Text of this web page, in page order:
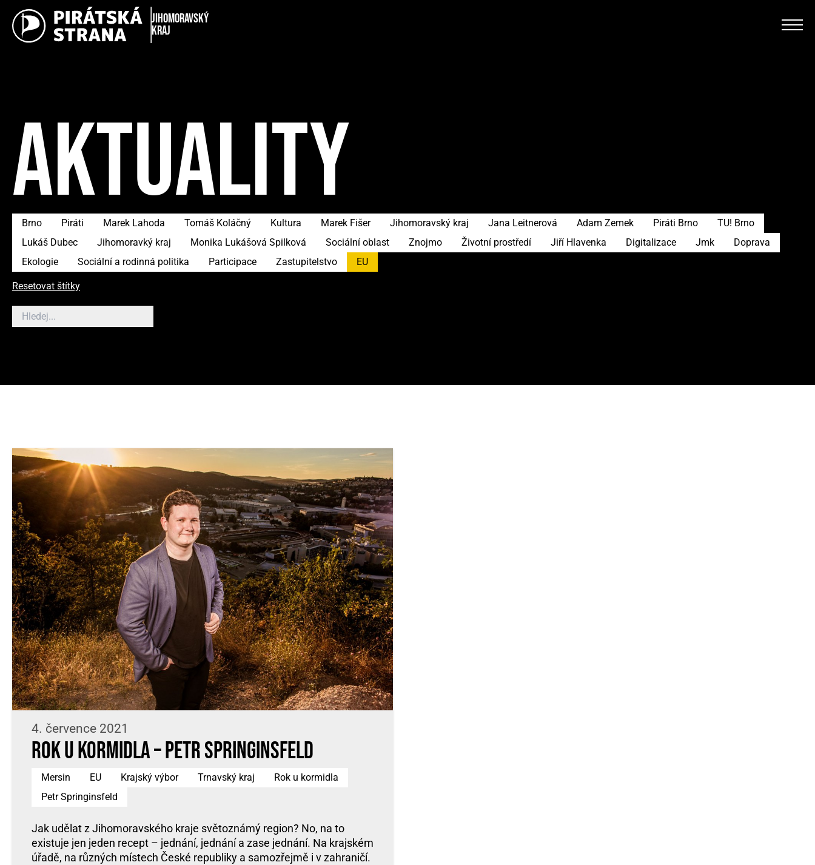
Jihomoravský
kraj
AKTUALITY
Brno Piráti Marek Lahoda Tomáš Koláčný Kultura Marek Fišer Jihomoravský kraj Jana Leitnerová Adam Zemek Piráti Brno
TU! Brno
Lukáš Dubec
Jihomoravký kraj Monika Lukášová Spilková Sociální oblast Znojmo Životní prostředí Jiří Hlavenka Digitalizace Jmk
Doprava
Ekologie
Sociální a rodinná politika Participace Zastupitelstvo EU
Resetovat štítky
4. července 2021
Rok u kormidla – Petr Springinsfeld
Mersin EU Krajský výbor Trnavský kraj
Rok u kormidla
Petr Springinsfeld
Jak udělat z Jihomoravského kraje světoznámý region? No, na to
existuje jen jeden recept – jednání, jednání a zase jednání. Na krajském
úřadě, na různých místech České republiky a samozřejmě i v zahraničí.